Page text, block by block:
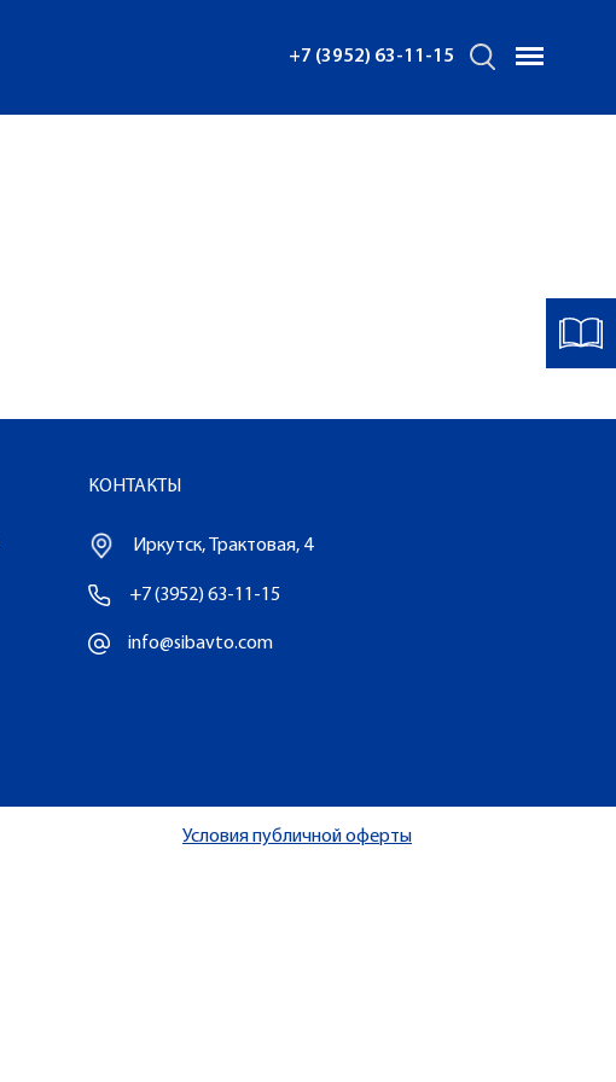
+7 (3952) 63-11-15
КОНТАКТЫ
Иркутск, Трактовая, 4
+7 (3952) 63-11-15
info@sibavto.com
Условия публичной оферты